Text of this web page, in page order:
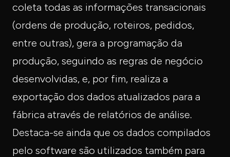
coleta todas as informações transacionais
(ordens de produção, roteiros, pedidos,
entre outras), gera a programação da
produção, seguindo as regras de negócio
desenvolvidas, e, por fim, realiza a
exportação dos dados atualizados para a
fábrica através de relatórios de análise.
Destaca-se ainda que os dados compilados
pelo software são utilizados também para